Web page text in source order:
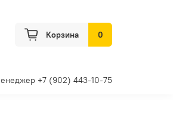
Корзина 0
+7 (902) 443-10-75